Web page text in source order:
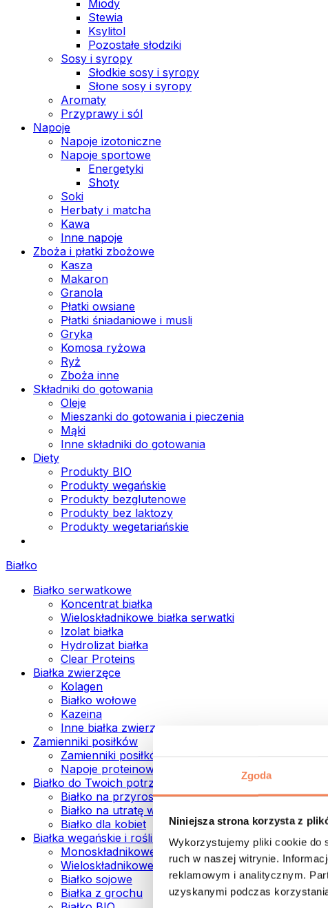
Zgoda
Niniejsza strona korzysta z
Wykorzystujemy pliki cookie do
ruch w naszej witrynie.
reklamowym i analitycznym.
uzyskanymi podczas
Miody
Stewia
Ksylitol
Pozostałe słodziki
Sosy i syropy
Słodkie sosy i syropy
Słone sosy i syropy
Aromaty
Przyprawy i sól
Napoje
Napoje izotoniczne
Napoje sportowe
Energetyki
Shoty
Soki
Herbaty i matcha
Kawa
Inne napoje
Zboża i płatki zbożowe
Kasza
Makaron
Granola
Płatki owsiane
Płatki śniadaniowe i musli
Gryka
Komosa ryżowa
Ryż
Zboża inne
Składniki do gotowania
Oleje
Mieszanki do gotowania i pieczenia
Mąki
Inne składniki do gotowania
Diety
Produkty BIO
Produkty wegańskie
Produkty bezglutenowe
Produkty bez laktozy
Produkty wegetariańskie
Białko
Białko serwatkowe
Koncentrat białka
Wieloskładnikowe białka serwatki
Izolat białka
Hydrolizat białka
Clear Proteins
Białka zwierzęce
Kolagen
Białko wołowe
Kazeina
Inne białka zwierzęce
Zamienniki posiłków
Zamienniki posiłków w proszku
Napoje proteinowe ready to drink
Białko do Twoich potrzeb
Białko na przyrost mięśni
Białko na utratę wagi
Białko dla kobiet
Białka wegańskie i roślinne
Monoskładnikowe białka wegańskie
Wieloskładnikowe białka wegańskie
Białko sojowe
Białka z grochu